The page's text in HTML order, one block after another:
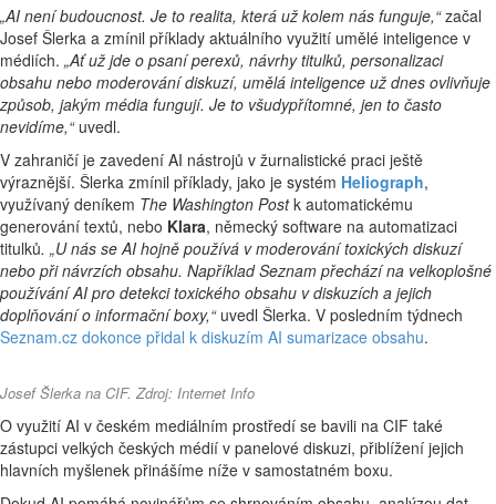
„AI není budoucnost. Je to realita, která už kolem nás funguje,“začal
Josef Šlerka a zmínil příklady aktuálního využití umělé inteligence v
médiích. „Ať už jde o psaní perexů, návrhy titulků, personalizaci
obsahu nebo moderování diskuzí, umělá inteligence už dnes ovlivňuje
způsob, jakým média fungují. Je to všudypřítomné, jen to často
nevidíme,“uvedl.
V zahraničí je zavedení AI nástrojů v žurnalistické praci ještě
výraznější. Šlerka zmínil příklady, jako je systém Heliograph,
využívaný deníkem The Washington Postk automatickému
generování textů, nebo Klara, německý software na automatizaci
titulků. „U nás se AI hojně používá v moderování toxických diskuzí
nebo při návrzích obsahu. Například Seznam přechází na velkoplošné
používání AI pro detekci toxického obsahu v diskuzích a jejich
doplňování o informační boxy,“uvedl Šlerka. V posledním týdnech
Seznam.cz dokonce přidal k diskuzím AI sumarizace obsahu.
Josef Šlerka na CIF. Zdroj: Internet Info
O využití AI v českém mediálním prostředí se bavili na CIF také
zástupci velkých českých médií v panelové diskuzi, přiblížení jejich
hlavních myšlenek přinášíme níže v samostatném boxu.